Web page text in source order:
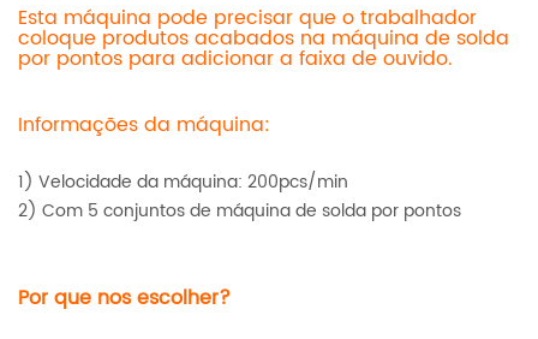
Esta máquina pode precisar que o trabalhador
coloque produtos acabados na máquina de solda
por pontos para adicionar a faixa de ouvido.
Informações da máquina:
1) Velocidade da máquina: 200pcs/min
2) Com 5 conjuntos de máquina de solda por pontos
Por que nos escolher?